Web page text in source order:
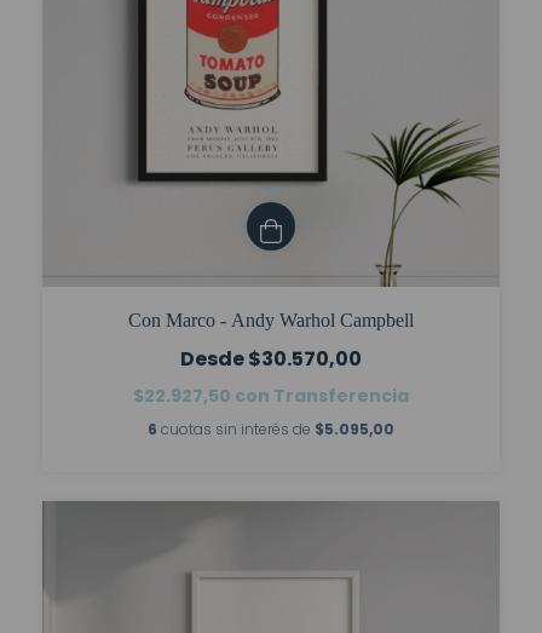
Con Marco - Andy Warhol Campbell
$30.570,00
$22.927,50 con Transferencia
6 cuotas sin interés de $5.095,00